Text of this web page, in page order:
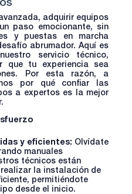
adquirir equipos
paso emocionante, sin
y puestas en marcha
abrumador. Aquí es
servicio técnico,
que tu experiencia sea
Por esta razón, a
por qué confiar las
a expertos es la mejor
y eficientes: Olvídate
manuales
técnicos están
la instalación de
permitiéndote
desde el inicio.